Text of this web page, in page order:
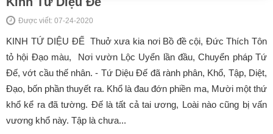
Được viết: 07-24-2020
KINH TỨ DIỆU ĐẾ Thuở xưa kia nơi Bồ đề cội, Đức Thích Tôn
tỏ hội Đạo màu, Nơi vườn Lộc Uyển lần đầu, Chuyển pháp Tứ
Đế, vớt cầu thế nhân. - Tứ Diệu Đế đã rành phân, Khổ, Tập, Diệt,
Đạo, bốn phần thuyết ra. Khổ là đau đớn phiền ma, Mười một thứ
khổ kể ra đã tường. Đế là tất cả tai ương, Loài nào cũng bị vấn
vương khổ này. Tập là chưa...